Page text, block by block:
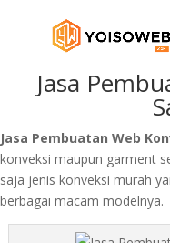
Jasa
Jasa Pembuatan Web
konveksi maupun garment
saja jenis konveksi murah
berbagai macam modelnya.